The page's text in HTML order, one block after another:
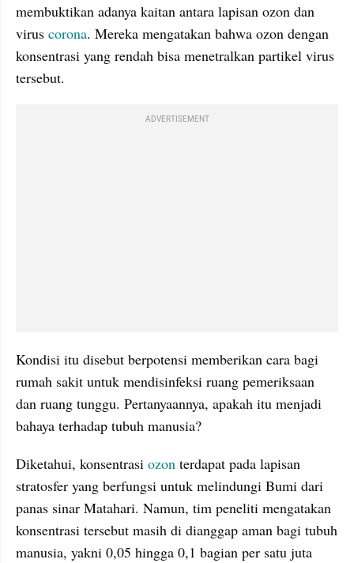
membuktikan adanya kaitan antara lapisan ozon dan
virus corona
konsentrasi yang rendah bisa menetralkan partikel virus
tersebut.
ADVERTISEMENT
Kondisi itu disebut berpotensi memberikan cara bagi
rumah sakit untuk mendisinfeksi ruang pemeriksaan
dan ruang tunggu. Pertanyaannya, apakah itu menjadi
bahaya terhadap tubuh manusia?
Diketahui, konsentrasi ozon
stratosfer yang berfungsi untuk melindungi Bumi dari
panas sinar Matahari. Namun, tim peneliti mengatakan
konsentrasi tersebut masih di dianggap aman bagi tubuh
manusia, yakni 0,05 hingga 0,1 bagian per satu juta